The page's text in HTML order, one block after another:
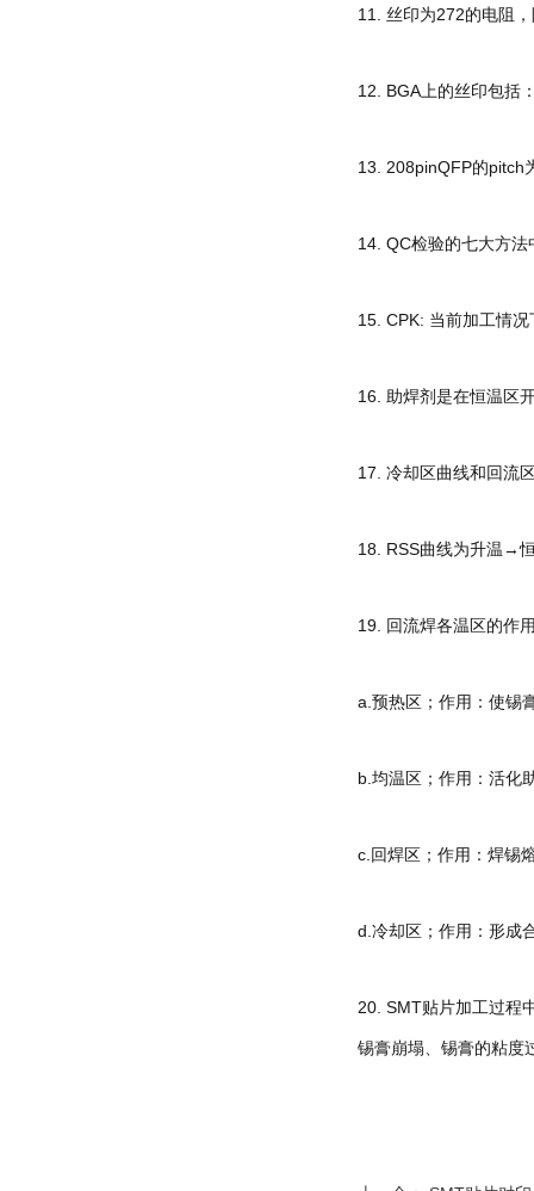
11. 丝印为272的电阻
12. BGA上的丝印包括
13. 208pinQFP的pitch
14. QC检验的七大方
15. CPK: 当前加工情
16. 助焊剂是在恒温区
17. 冷却区曲线和回流
18. RSS曲线为升温→
19. 回流焊各温区的作
a.预热区；作用：使锡
b.均温区；作用：活化
c.回焊区；作用：焊锡
d.冷却区；作用：形成
20. SMT贴片加工过程
锡膏崩塌、锡膏的粘度